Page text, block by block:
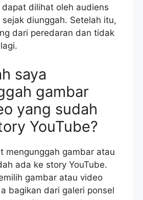
dapat dilihat oleh audiens
diunggah. Setelah itu,
dari peredaran dan tidak
saya
gambar
yang sudah
YouTube?
mengunggah gambar atau
ada ke story YouTube.
gambar atau video
bagikan dari galeri ponsel